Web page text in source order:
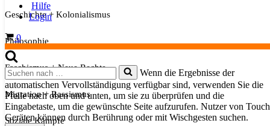
Hilfe
Login
Warenkorb
0
Suchen
nach …
Wenn die Ergebnisse der
automatischen Vervollständigung verfügbar sind, verwenden Sie die
Pfeile nach oben und unten, um sie zu überprüfen und die
Eingabetaste, um die gewünschte Seite aufzurufen. Nutzer von
Geräten können durch Berührung oder mit Wischgesten suchen.
Geschichte + Kolonialismus
Philosophie
Faschismus + Neue Rechte
Migration + Rassismus
Soziale Kämpfe